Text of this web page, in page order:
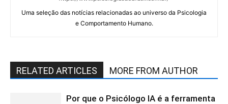
Uma seleção das notícias relacionadas ao universo da Psicologia
e Comportamento Humano.
RELATED ARTICLES MORE FROM AUTHOR
Por que o Psicólogo IA é a ferramenta